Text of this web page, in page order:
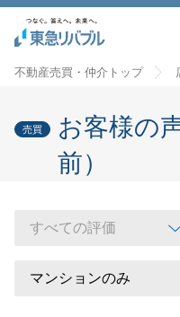
不動産売買・仲介トップ
売買
お客様の
前）